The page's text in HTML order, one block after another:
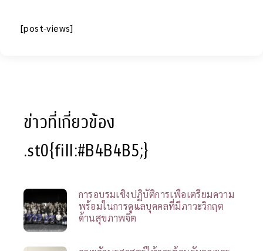
[post-views]
ข่าวที่เกี่ยวข้อง
.st0{fill:#B4B4B5;}
การอบรมเชิงปฏิบัติการเพื่อเตรียมความ
พร้อมในการดูแลบุคคลที่มีภาวะวิกฤต
ด้านสุขภาพจิต